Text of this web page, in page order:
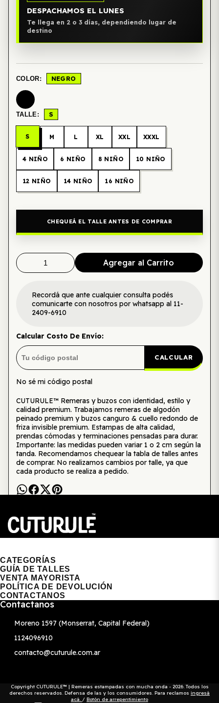
DESPACHAMOS EL LUNES
Te llega en 2 o 3 días, dependiendo lugar de
destino
COLOR: NEGRO
TALLE: S
S M L XL XXL XXXL
4 NIÑO 6 NIÑO 8 NIÑO 10 NIÑO
12 NIÑO 14 NIÑO 16 NIÑO
CHEQUEÁ EL TALLE ANTES DE COMPRAR
Agregar al Carrito
Recordá que ante cualquier consulta podés
comunicarte con nosotros por whatsapp al 11-
2409-6910
Calcular Costo De Envío:
CALCULAR
No sé mi código postal
CUTURULE™ Remeras y buzos con identidad, estilo y
calidad premium. Trabajamos remeras de algodón
peinado premium y buzos canguro & cuello redondo de
friza invisible premium. Estampas de alta calidad,
prendas cómodas y terminaciones pensadas para durar.
Importante: las medidas pueden variar 1 o 2 cm según la
tanda. Recomendamos chequear la tabla de talles antes
de comprar. No realizamos cambios por talle, ya que
cada producto se realiza a pedido.
CATEGORÍAS
GUÍA DE TALLES
VENTA MAYORISTA
POLÍTICA DE DEVOLUCIÓN
CONTACTANOS
Contactanos
Moreno 1597 (Monserrat, Capital Federal)
1124096910
contacto@cuturule.com.ar
Copyright CUTURULE™ | Remeras estampadas con mucha onda - 2026. Todos los
derechos reservados. Defensa de las y los consumidores. Para reclamos ingresá
acá. / Botón de arrepentimiento